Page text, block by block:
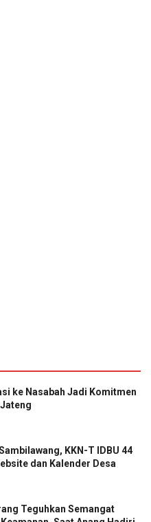
ke Nasabah Jadi Komitmen
KKN-T IDBU 44
dan Kalender Desa
Teguhkan Semangat